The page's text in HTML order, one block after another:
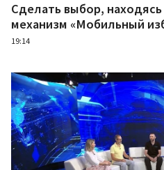
Сделать выбор,
механизм «Мобильный
19:14